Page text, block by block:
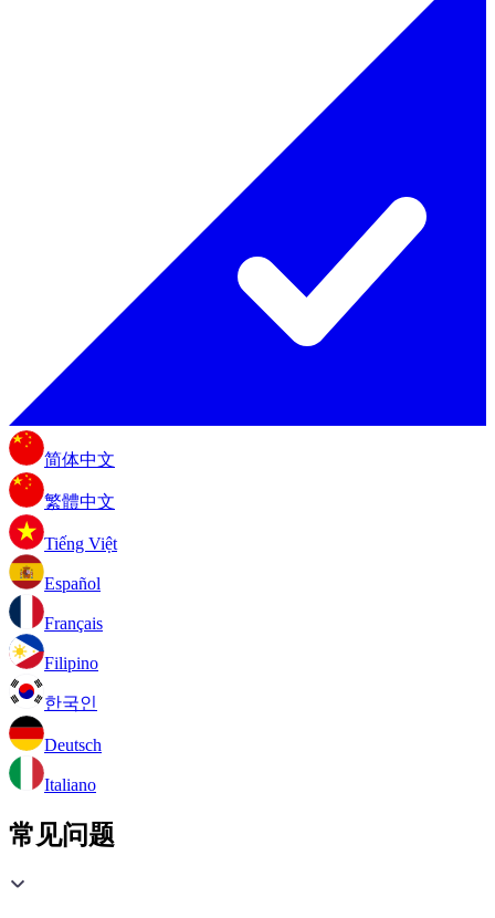
简体中文
繁體中文
Tiếng Việt
Español
Français
Filipino
한국인
Deutsch
Italiano
常见问题